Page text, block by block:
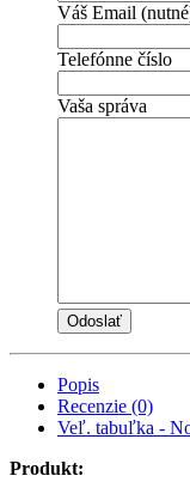
Váš Email
Telefónne číslo
Vaša správa
Popis
Recenzie (0)
Veľ. tabuľka -
Produkt: